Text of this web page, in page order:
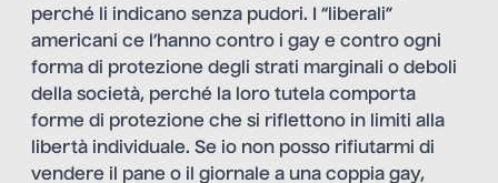
perché li indicano senza pudori. I “liberali”
americani ce l’hanno contro i gay e contro ogni
forma di protezione degli strati marginali o deboli
della società, perché la loro tutela comporta
forme di protezione che si riflettono in limiti alla
libertà individuale. Se io non posso rifiutarmi di
vendere il pane o il giornale a una coppia gay,